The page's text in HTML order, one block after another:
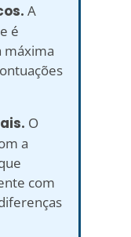
A
é
máxima
O
a
com